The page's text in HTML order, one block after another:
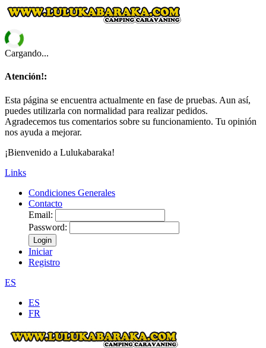
Cargando...
Atención!:
Esta página se encuentra actualmente en fase de pruebas. Aun así,
puedes utilizarla con normalidad para realizar pedidos.
Agradecemos tus comentarios sobre su funcionamiento. Tu opinión
nos ayuda a mejorar.
¡Bienvenido a Lulukabaraka!
Links
Condiciones Generales
Contacto
Email:
Password:
Login
Iniciar
Registro
ES
ES
FR